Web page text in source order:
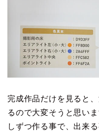
完成作品だけを見ると
るので大変そうと思い
しずつ作る事で、出来